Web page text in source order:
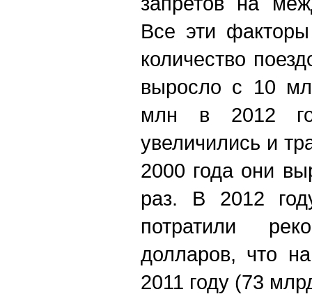
Все эти
количество
выросло с 10
млн в 2012
увеличились и
2000 года они
раз. В 2012
потратили
долларов, что
2011 году (73